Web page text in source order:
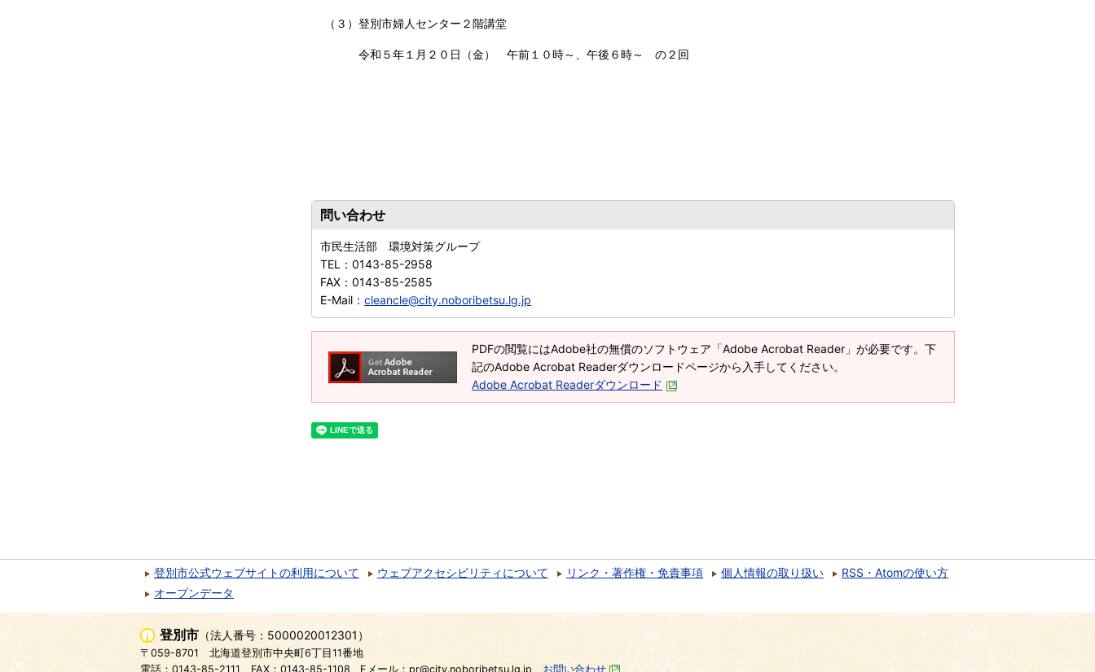
（３）登別市婦人センター２階講堂
令和５年１月２０日（金） 午前１０時～、午後６時～ の２回
問い合わせ
市民生活部 環境対策グループ
TEL： 0143-85-2958
FAX： 0143-85-2585
E-Mail： cleancle@city.noboribetsu.lg.jp
PDFの閲覧にはAdobe社の無償のソフトウェア「Adobe Acrobat Reader」が必要です。下
記のAdobe Acrobat Readerダウンロードページから入手してください。
Adobe Acrobat Readerダウンロード
登別市公式ウェブサイトの利用について ウェブアクセシビリティについて リンク・著作権・免責事項 個人情報の取り扱い
RSS・Atomの使い方
オープンデータ
登別市 （法人番号：5000020012301）
〒059-8701
北海道登別市中央町6丁目11番地
電話：0143-85-2111
FAX：0143-85-1108 Eメール：pr@city.noboribetsu.lg.jp お問い合わせ